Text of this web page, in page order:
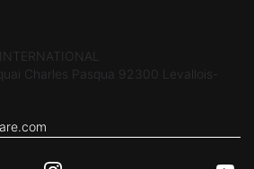
Charles Pasqua 92300 Levallois-